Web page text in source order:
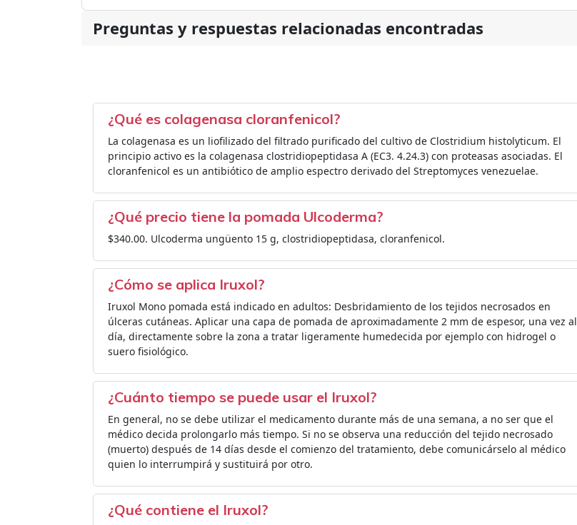
Preguntas y respuestas relacionadas encontradas
¿Qué es colagenasa cloranfenicol?
La colagenasa es un liofilizado del filtrado purificado del cultivo de Clostridium histolyticum. El
principio activo es la colagenasa clostridiopeptidasa A (EC3. 4.24.3) con proteasas asociadas. El
cloranfenicol es un antibiótico de amplio espectro derivado del Streptomyces venezuelae.
¿Qué precio tiene la pomada Ulcoderma?
$340.00. Ulcoderma ungüento 15 g, clostridiopeptidasa, cloranfenicol.
¿Cómo se aplica Iruxol?
Iruxol Mono pomada está indicado en adultos: Desbridamiento de los tejidos necrosados en
úlceras cutáneas. Aplicar una capa de pomada de aproximadamente 2 mm de espesor, una vez al
día, directamente sobre la zona a tratar ligeramente humedecida por ejemplo con hidrogel o
suero fisiológico.
¿Cuánto tiempo se puede usar el Iruxol?
En general, no se debe utilizar el medicamento durante más de una semana, a no ser que el
médico decida prolongarlo más tiempo. Si no se observa una reducción del tejido necrosado
(muerto) después de 14 días desde el comienzo del tratamiento, debe comunicárselo al médico
quien lo interrumpirá y sustituirá por otro.
¿Qué contiene el Iruxol?